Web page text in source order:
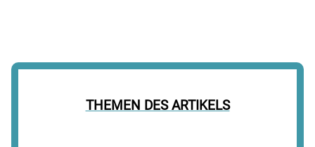
THEMEN DES ARTIKELS